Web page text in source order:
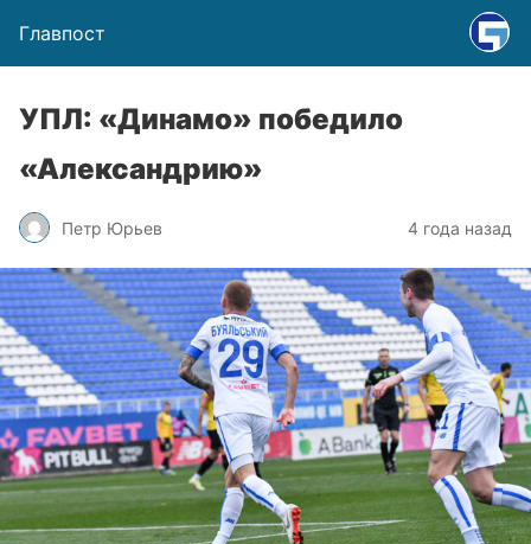
Главпост
УПЛ: «Динамо» победило
«Александрию»
Петр Юрьев 4 года назад